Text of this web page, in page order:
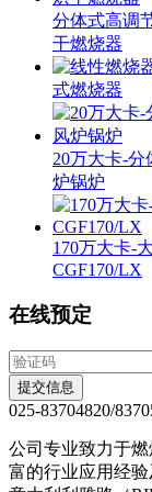
分体式高调
干燃烧器
式燃烧器
20万大卡-分
炉锅炉
170万大卡-
CGF170/LX
在线预定
提交信息
025-83704820/
公司专业致力于
富的行业应用经